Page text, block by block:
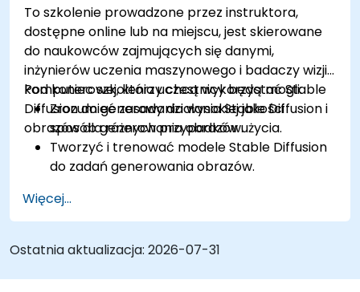
frameworkami i narzędziami głębokiego
uczenia
To szkolenie prowadzone przez instruktora,
dostępne online lub na miejscu, jest skierowane
do naukowców zajmujących się danymi,
inżynierów uczenia maszynowego i badaczy wizji
komputerowej, którzy chcą wykorzystać Stable
Diffusion do generowania wysokiej jakości
obrazów dla różnych przypadków użycia.
Pod koniec szkolenia uczestnicy będą mogli:
Zrozumieć zasady działania Stable Diffusion i
sposób generowania obrazów.
Tworzyć i trenować modele Stable Diffusion
do zadań generowania obrazów.
scenariuszach generowania obrazów, takich
jak inpainting, outpainting i translacja
obrazów.
Optymalizować wydajność i stabilność
modeli Stable Diffusion.
Więcej...
Ostatnia aktualizacja: 2026-07-31